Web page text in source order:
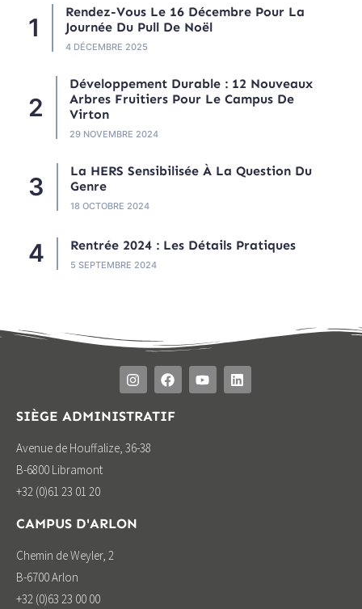
Rendez-Vous Le 16 Décembre Pour La
Journée Du Pull De Noël
4 DÉCEMBRE 2025
Développement Durable : 12 Nouveaux
Arbres Fruitiers Pour Le Campus De
Virton
29 NOVEMBRE 2024
La HERS Sensibilisée À La Question Du
Genre
18 OCTOBRE 2024
Rentrée 2024 : Les Détails Pratiques
5 SEPTEMBRE 2024
SIÈGE ADMINISTRATIF
Avenue de Houffalize, 36-38
B-6800 Libramont
+32 (0)61 23 01 20
CAMPUS D'ARLON
Chemin de Weyler, 2
B-6700 Arlon
+32 (0)63 23 00 00